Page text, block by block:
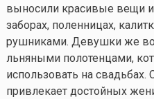
выносили красивые вещи
заборах, поленницах,
рушниками. Девушки же
льняными полотенцами,
использовать на свадьбах.
привлекает достойных